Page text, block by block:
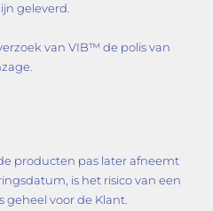
geleverd.
van VIB™ de polis van
producten pas later afneemt
is het risico van een
geheel voor de Klant.